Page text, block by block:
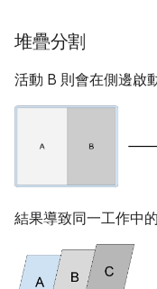
堆疊分割
活動 B 則會在側邊啟
結果導致同一工作中